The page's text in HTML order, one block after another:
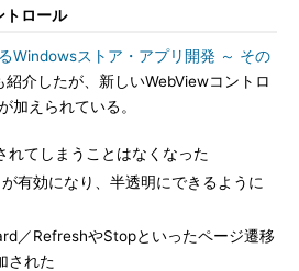
トロール
Windowsストア・アプリ開発 ～ その
紹介したが、新しいWebViewコントロ
加えられている。
れてしまうことはなくなった
有効になり、半透明にできるように
／RefreshやStopといったページ遷移
された